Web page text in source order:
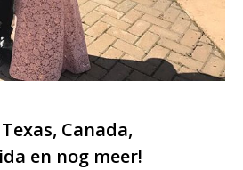
Canada,
en nog meer!